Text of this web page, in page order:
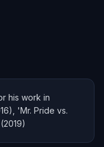
his work in
'Mr. Pride vs.